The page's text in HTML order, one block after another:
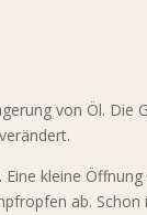
von Öl. Die
kleine
ab. Schon